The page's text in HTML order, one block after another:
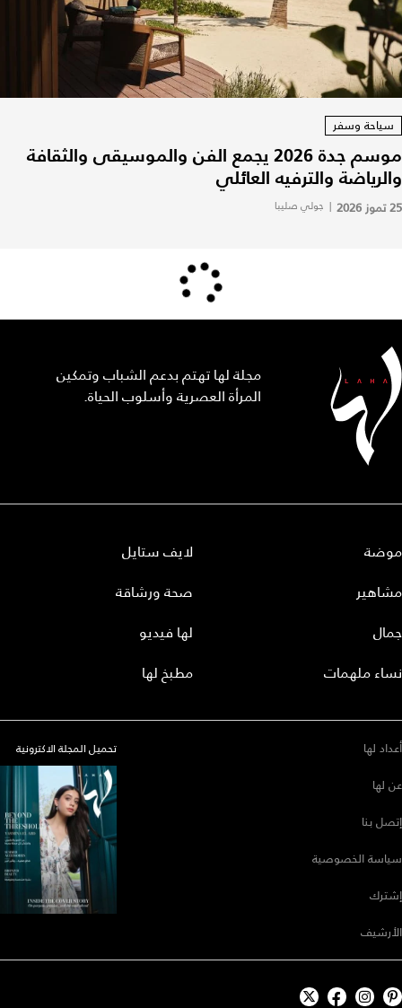
سياحة وسفر
موسم جدة 2026 يجمع الفن والموسيقى والثقافة
والرياضة والترفيه العائلي
25 تموز 2026 | جولي صليبا
مجلة لها تهتم بدعم الشباب وتمكين
المرأة العصرية وأسلوب الحياة.
موضة
مشاهير
جمال
نساء ملهمات
لايف ستايل
صحة ورشاقة
لها فيديو
مطبخ لها
أعداد لها
عن لها
إتصل بنا
سياسة الخصوصية
إشترك
الأرشيف
تحميل المجلة الاكترونية